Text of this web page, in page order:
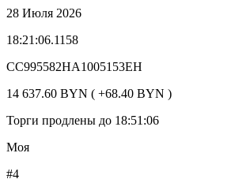
28 Июля 2026
18:21:06.1158
CC995582HA1005153EH
14 637.60 BYN ( +68.40 BYN )
Торги продлены до 18:51:06
Моя
#4